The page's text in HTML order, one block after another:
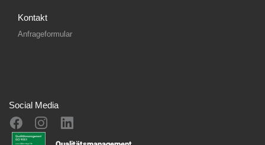
Kontakt
Anfrageformular
Social Media